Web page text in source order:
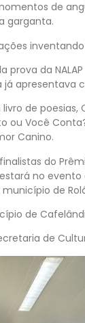
de
garganta.
prova da
apresentava
de
ou Você
Canino.
do
no
de
de
de